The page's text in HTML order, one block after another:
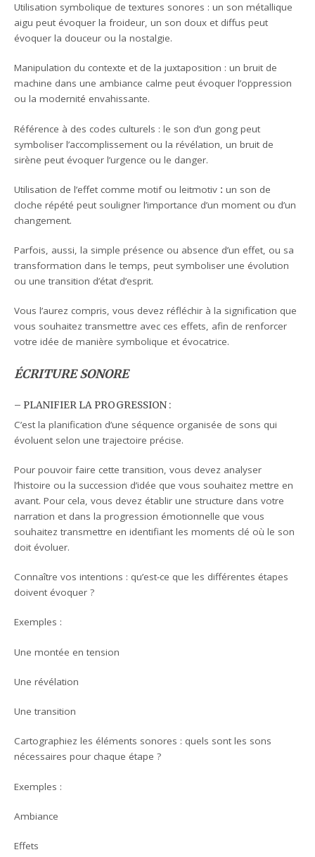
Utilisation symbolique de textures sonores : un son métallique
aigu peut évoquer la froideur, un son doux et diffus peut
évoquer la douceur ou la nostalgie.
Manipulation du contexte et de la juxtaposition : un bruit de
machine dans une ambiance calme peut évoquer l’oppression
ou la modernité envahissante.
Référence à des codes culturels : le son d’un gong peut
symboliser l’accomplissement ou la révélation, un bruit de
sirène peut évoquer l’urgence ou le danger.
Utilisation de l’effet comme motif ou leitmotiv : un son de
cloche répété peut souligner l’importance d’un moment ou d’un
changement.
Parfois, aussi, la simple présence ou absence d’un effet, ou sa
transformation dans le temps, peut symboliser une évolution
ou une transition d’état d’esprit.
Vous l’aurez compris, vous devez réfléchir à la signification que
vous souhaitez transmettre avec ces effets, afin de renforcer
votre idée de manière symbolique et évocatrice.
ÉCRITURE SONORE
– PLANIFIER LA PROGRESSION :
C’est la planification d’une séquence organisée de sons qui
évoluent selon une trajectoire précise.
Pour pouvoir faire cette transition, vous devez analyser
l’histoire ou la succession d’idée que vous souhaitez mettre en
avant. Pour cela, vous devez établir une structure dans votre
narration et dans la progression émotionnelle que vous
souhaitez transmettre en identifiant les moments clé où le son
doit évoluer.
Connaître vos intentions : qu’est-ce que les différentes étapes
doivent évoquer ?
Exemples :
Une montée en tension
Une révélation
Une transition
Cartographiez les éléments sonores : quels sont les sons
nécessaires pour chaque étape ?
Exemples :
Ambiance
Effets